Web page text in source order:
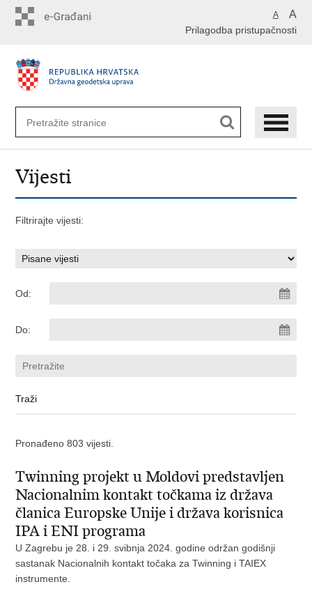
A A
Prilagodba pristupačnosti
Vijesti
Filtrirajte vijesti:
Od:
Do:
Pronađeno 803 vijesti.
Twinning projekt u Moldovi predstavljen
Nacionalnim kontakt točkama iz država
članica Europske Unije i država korisnica
IPA i ENI programa
U Zagrebu je 28. i 29. svibnja 2024. godine održan godišnji
sastanak Nacionalnih kontakt točaka za Twinning i TAIEX
instrumente.